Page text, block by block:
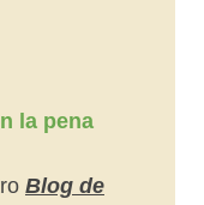
la pena
Blog de